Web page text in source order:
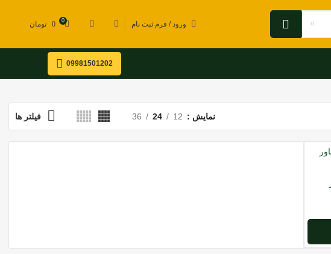
ورود / فرم ثبت نام 0
0 تومان
09981501202
نمایش 12
24
36 فیلتر ها